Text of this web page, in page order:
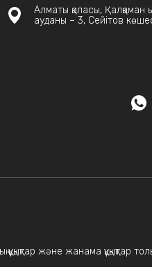
Алматы қаласы, Қалқаман
ауданы – 3, Сейітов
және жанама құқықтар